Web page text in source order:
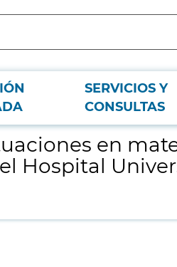
SERVICIOS Y
CONSULTAS
vida laboral y familiar de los
en
Hospital